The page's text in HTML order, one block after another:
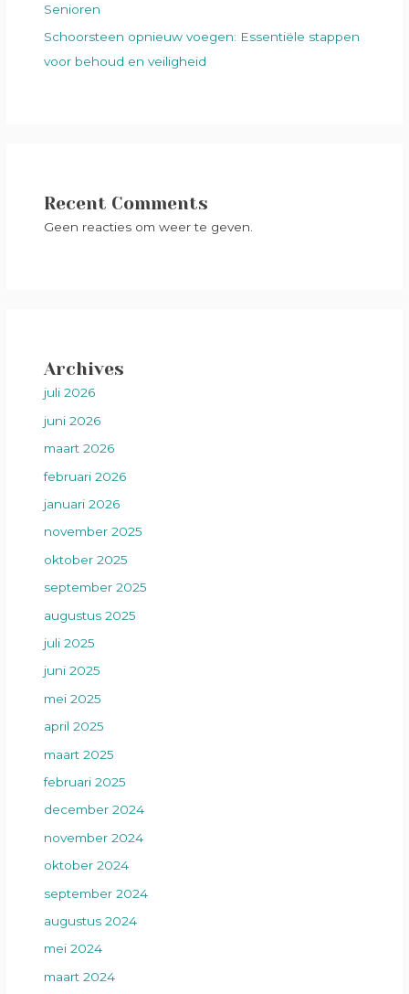
Senioren
Schoorsteen opnieuw voegen: Essentiële stappen
voor behoud en veiligheid
Recent Comments
Geen reacties om weer te geven.
Archives
juli 2026
juni 2026
maart 2026
februari 2026
januari 2026
november 2025
oktober 2025
september 2025
augustus 2025
juli 2025
juni 2025
mei 2025
april 2025
maart 2025
februari 2025
december 2024
november 2024
oktober 2024
september 2024
augustus 2024
mei 2024
maart 2024